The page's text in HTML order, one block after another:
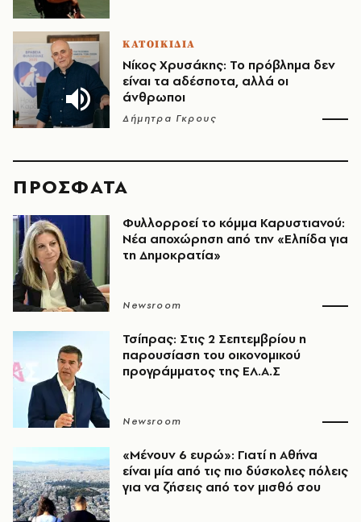
ΚΑΤΟΙΚΙΔΙΑ
Νίκος Χρυσάκης: Το πρόβλημα δεν
είναι τα αδέσποτα, αλλά οι
άνθρωποι
Δήμητρα Γκρους
ΠΡΟΣΦΑΤΑ
Φυλλορροεί το κόμμα Καρυστιανού:
Νέα αποχώρηση από την «Ελπίδα για
τη Δημοκρατία»
Newsroom
Τσίπρας: Στις 2 Σεπτεμβρίου η
παρουσίαση του οικονομικού
προγράμματος της ΕΛ.Α.Σ
Newsroom
«Μένουν 6 ευρώ»: Γιατί η Αθήνα
είναι μία από τις πιο δύσκολες πόλεις
για να ζήσεις από τον μισθό σου